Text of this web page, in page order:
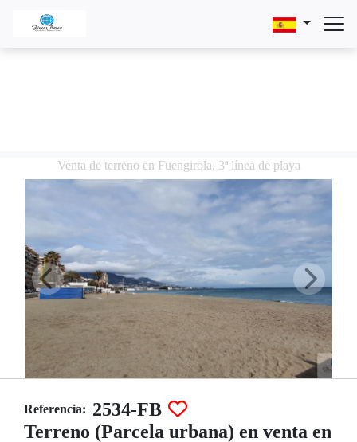
Venta de terreno en Fuengirola, 3ª línea de playa
Referencia: 2534-FB
Terreno (Parcela urbana) en venta en